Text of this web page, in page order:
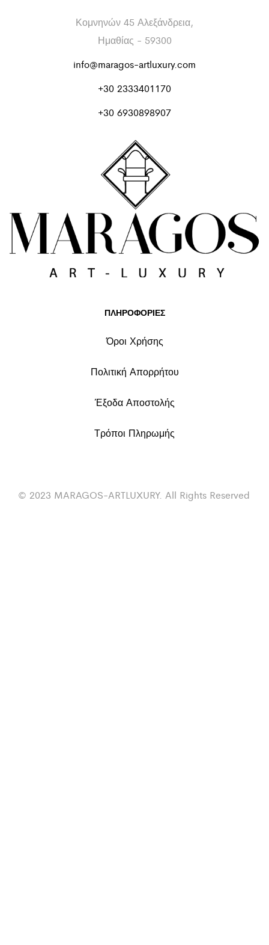
Κομνηνών 45 Αλεξάνδρεια,
Ημαθίας - 59300
info@maragos-artluxury.com
+30 2333401170
+30 6930898907
ΠΛΗΡΟΦΟΡΙΕΣ
Όροι Χρήσης
Πολιτική Απορρήτου
Έξοδα Αποστολής
Τρόποι Πληρωμής
© 2023 MARAGOS-ARTLUXURY. All Rights Reserved